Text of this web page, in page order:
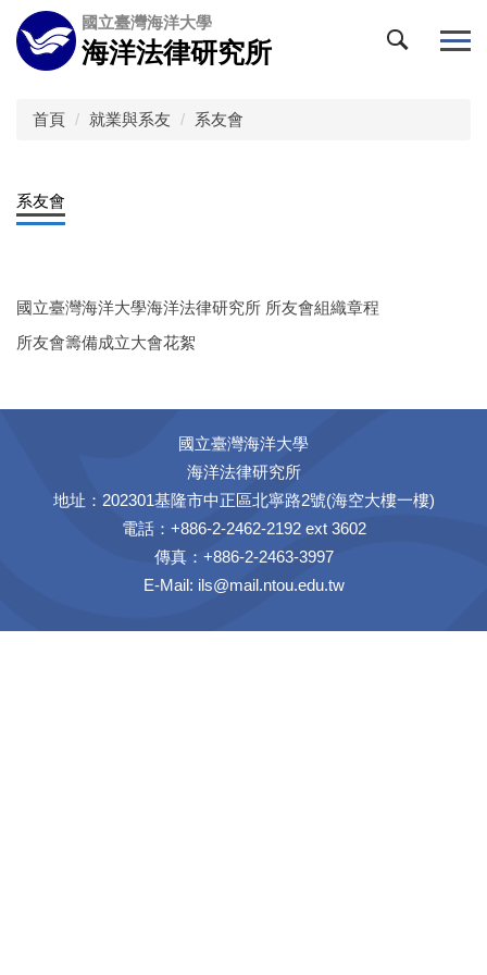
跳
到
主
國立臺灣海洋大學
海洋法律研究所
首頁 就業與系友 系友會
系友會
國立臺灣海洋大學海洋法律研究所 所友會組織章程
所友會籌備成立大會花絮
國立臺灣海洋大學
海洋法律研究所
地址：202301基隆市中正區北寧路2號(海空大樓一樓)
電話：+886-2-2462-2192 ext 3602
傳真：+886-2-2463-3997
E-Mail: ils@mail.ntou.edu.tw